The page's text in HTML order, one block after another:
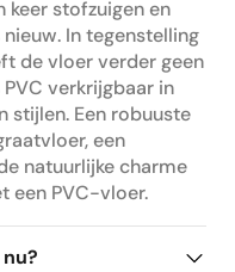
keer stofzuigen en
In tegenstelling
de vloer verder geen
verkrijgbaar in
stijlen. Een robuuste
een
natuurlijke charme
een PVC-vloer.